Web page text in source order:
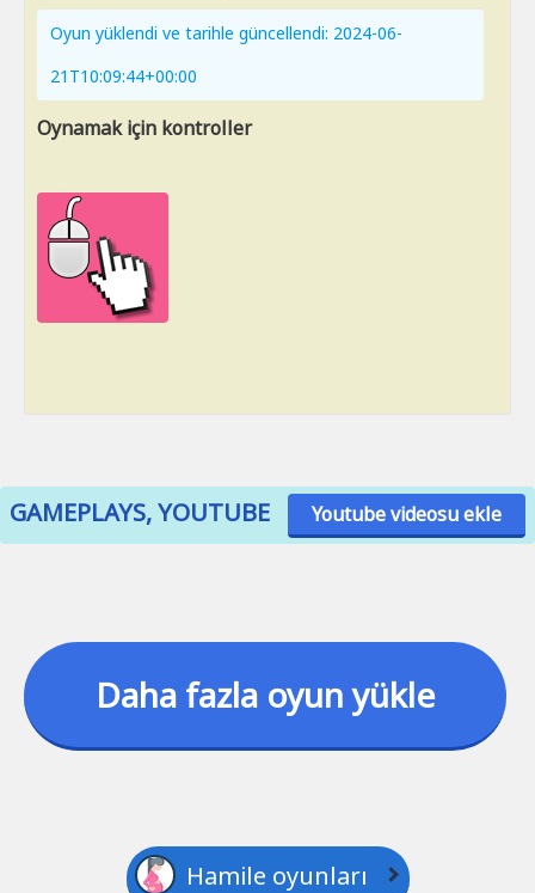
Oyun yüklendi ve tarihle güncellendi: 2024-06-
21T10:09:44+00:00
Oynamak için kontroller
GAMEPLAYS, YOUTUBE Youtube videosu ekle
Daha fazla oyun yükle
Hamile oyunları